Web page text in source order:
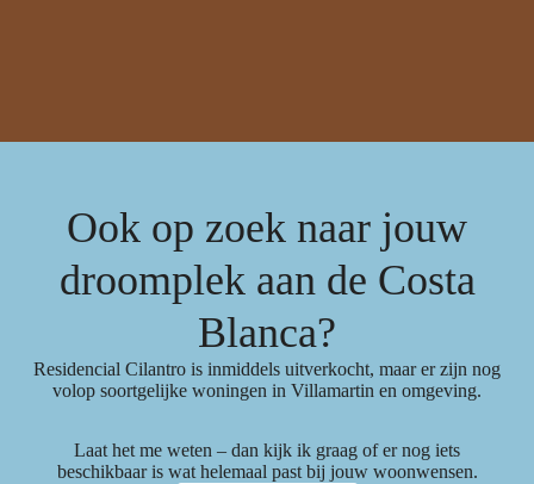
Ook op zoek naar jouw
droomplek aan de Costa
Blanca?
Residencial Cilantro is inmiddels uitverkocht, maar er zijn nog
volop soortgelijke woningen in Villamartin en omgeving.
Laat het me weten – dan kijk ik graag of er nog iets
beschikbaar is wat helemaal past bij jouw woonwensen.